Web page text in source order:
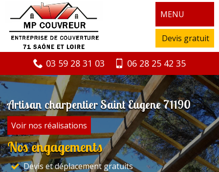
MENU
Devis gratuit
03 59 28 31 03 06 28 25 42 35
Artisan charpentier Saint Eugene 71190
Voir nos réalisations
Nos engagements
Devis et déplacement gratuits